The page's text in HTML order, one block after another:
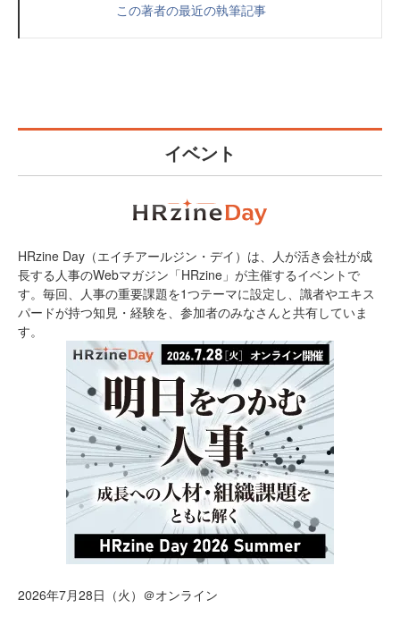
この著者の最近の執筆記事
イベント
HRzine Day（エイチアールジン・デイ）は、人が活き会社が成
長する人事のWebマガジン「HRzine」が主催するイベントで
す。毎回、人事の重要課題を1つテーマに設定し、識者やエキス
パードが持つ知見・経験を、参加者のみなさんと共有していま
す。
2026年7月28日（火）＠オンライン